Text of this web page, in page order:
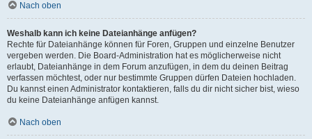
Nach oben
Weshalb kann ich keine Dateianhänge anfügen?
Rechte für Dateianhänge können für Foren, Gruppen und einzelne Benutzer
vergeben werden. Die Board-Administration hat es möglicherweise nicht
erlaubt, Dateianhänge in dem Forum anzufügen, in dem du deinen Beitrag
verfassen möchtest, oder nur bestimmte Gruppen dürfen Dateien hochladen.
Du kannst einen Administrator kontaktieren, falls du dir nicht sicher bist, wieso
du keine Dateianhänge anfügen kannst.
Nach oben